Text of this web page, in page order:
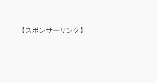
【スポンサーリンク】